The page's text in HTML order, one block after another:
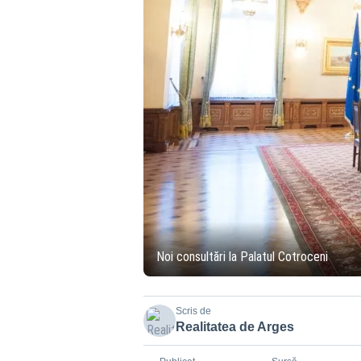
Noi consultări la Palatul Cotroceni
Scris de
Realitatea de Arges